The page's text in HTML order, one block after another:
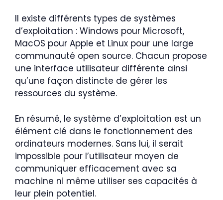
Il existe différents types de systèmes
d’exploitation : Windows pour Microsoft,
MacOS pour Apple et Linux pour une large
communauté open source. Chacun propose
une interface utilisateur différente ainsi
qu’une façon distincte de gérer les
ressources du système.
En résumé, le système d’exploitation est un
élément clé dans le fonctionnement des
ordinateurs modernes. Sans lui, il serait
impossible pour l’utilisateur moyen de
communiquer efficacement avec sa
machine ni même utiliser ses capacités à
leur plein potentiel.